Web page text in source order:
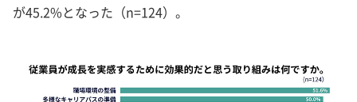
が45.2%となった（n=124）。